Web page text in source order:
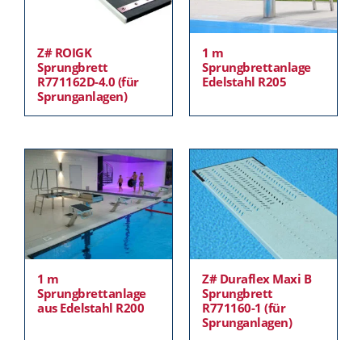
Z# ROIGK
Sprungbrett
R771162D-4.0 (für
Sprunganlagen)
1 m
Sprungbrettanlage
Edelstahl R205
1 m
Sprungbrettanlage
aus Edelstahl R200
Z# Duraflex Maxi B
Sprungbrett
R771160-1 (für
Sprunganlagen)